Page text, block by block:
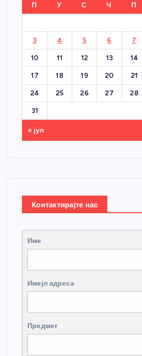
П У С Ч П
3 4 5 6 7
10 11 12 13 14
17 18 19 20 21
24 25 26 27 28
31
« јул
Контактирајте нас
Име
Имејл адреса
Предмет